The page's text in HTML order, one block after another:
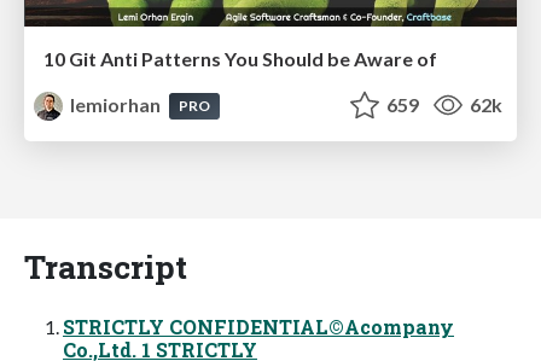
10 Git Anti Patterns You Should be Aware of
lemiorhan
PRO 659 62k
Transcript
STRICTLY CONFIDENTIAL©Acompany
Co.,Ltd. 1 STRICTLY